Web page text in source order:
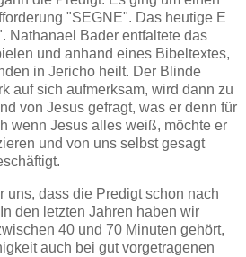
"SEGNE". Das heutige E
Nathanael Bader entfaltete das
und anhand eines Bibeltextes,
in Jericho heilt. Der Blinde
auf sich aufmerksam, wird dann zu
von Jesus gefragt, was er denn für
wenn Jesus alles weiß, möchte er
und von uns selbst gesagt
uns, dass die Predigt schon nach
den letzten Jahren haben wir
40 und 70 Minuten gehört,
auch bei gut vorgetragenen